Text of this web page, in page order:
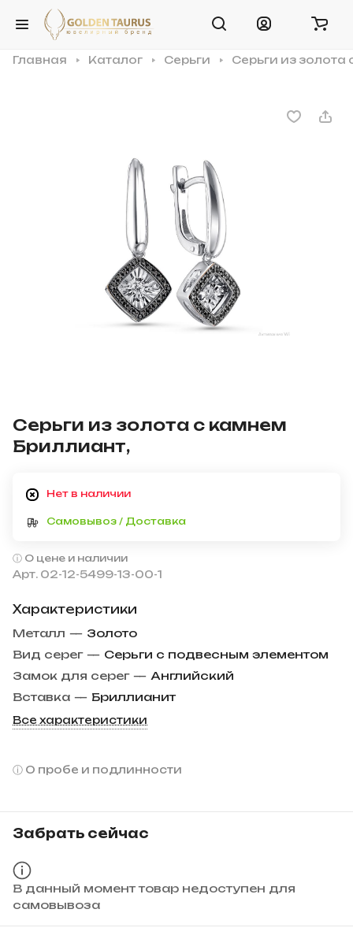
Главная Каталог Серьги Серьги из золота
Серьги из золота с камнем
Бриллиант,
Арт. 02-12-5499-13-00-1
Характеристики
Металл — Золото
Вид серег — Серьги с подвесным элементом
Замок для серег — Английский
Вставка — Бриллианит
Все характеристики
О пробе и подлинности
Забрать сейчас
В данный момент товар недоступен для
самовывоза
Нет в наличии
Самовывоз / Доставка
О цене и наличии